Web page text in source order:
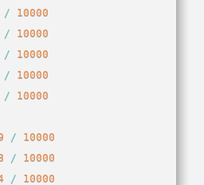
this means we're using
data and the validation /
be the most convenient for
=
=
= zip
/
10000
/
10000
/
10000
/
10000
/
10000
/
10000
/
10000
/
10000